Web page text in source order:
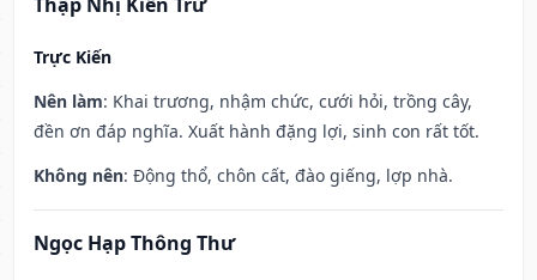
Trực Kiến
Nên làm: Khai trương, nhậm chức, cưới hỏi, trồng cây,
đền ơn đáp nghĩa. Xuất hành đặng lợi, sinh con rất tốt.
Không nên: Động thổ, chôn cất, đào giếng, lợp nhà.
Ngọc Hạp Thông Thư